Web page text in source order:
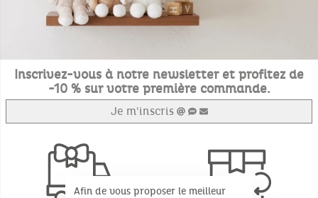
Inscrivez-vous à notre newsletter et profitez de
-10 % sur votre première commande.
Je m'inscris
Afin de vous proposer le meilleur